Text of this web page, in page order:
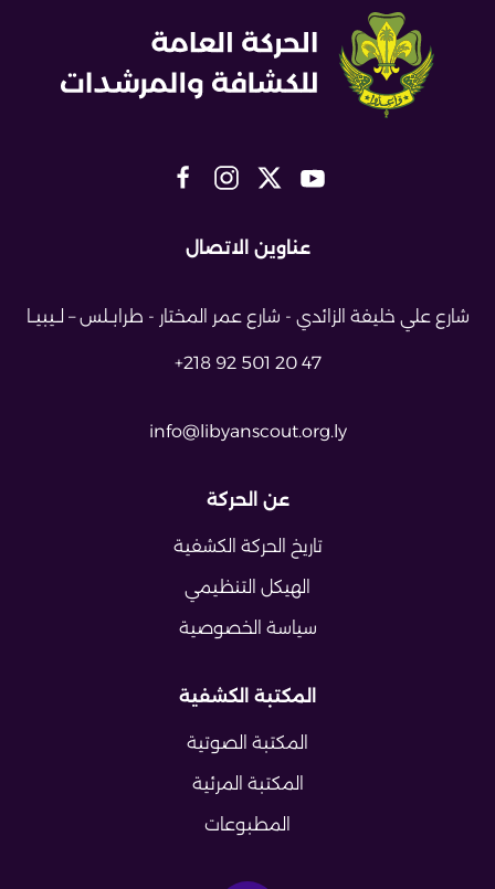
عناوين الاتصال
شارع علي خليفة الزائدي - شارع عمر المختار - طرابــلس – لــيبيــا
+218 92 501 20 47
info@libyanscout.org.ly
عن الحركة
تاريخ الحركة الكشفية
الهيكل التنظيمي
سياسة الخصوصية
المكتبة الكشفية
المكتبة الصوتية
المكتبة المرئية
المطبوعات